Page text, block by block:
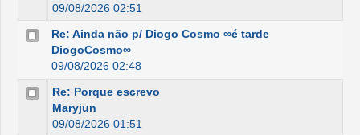
09/08/2026 02:51
Re: Ainda não p/ Diogo Cosmo ∞é tarde
DiogoCosmo∞
09/08/2026 02:48
Re: Porque escrevo
Maryjun
09/08/2026 01:51